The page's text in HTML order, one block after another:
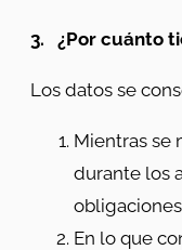
3. ¿Por cuánto
Los datos se
Mientras se
durante los
En lo que